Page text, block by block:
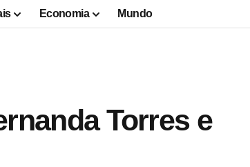
Economia Mundo
Torres e